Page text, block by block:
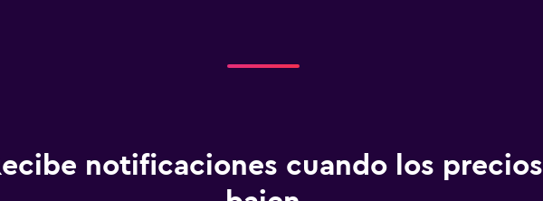
notificaciones cuando los precios